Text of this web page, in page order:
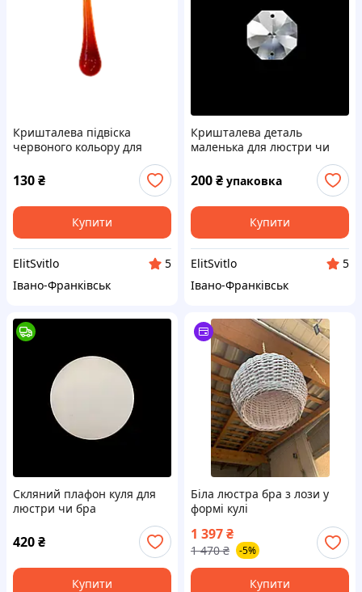
Кришталева підвіска
червоного кольору для
130₴
Купити
ElitSvitlo
5
Івано-Франківськ
Кришталева деталь
маленька для люстри чи
200₴ упаковка
Купити
ElitSvitlo
5
Івано-Франківськ
Скляний плафон куля для
люстри чи бра
420₴
Купити
Біла люстра бра з лози у
формі кулі
1 397₴
1 470 ₴ -5%
Купити